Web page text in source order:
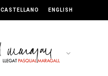
CASTELLANO ENGLISH